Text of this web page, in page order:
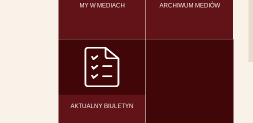
MY W MEDIACH ARCHIWUM MEDIÓW
AKTUALNY BIULETYN